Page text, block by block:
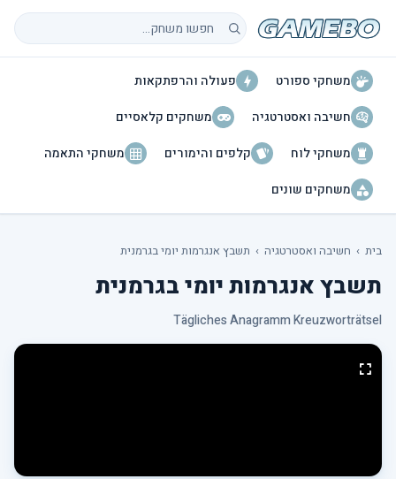
חיפוש משחקים
משחקי ספורט
פעולה והרפתקאות
חשיבה ואסטרטגיה
משחקים קלאסיים
משחקי לוח
קלפים והימורים
משחקי התאמה
משחקים שונים
בית › חשיבה ואסטרטגיה › תשבץ אנגרמות יומי בגרמנית
תשבץ אנגרמות יומי בגרמנית
Tägliches Anagramm Kreuzworträtsel